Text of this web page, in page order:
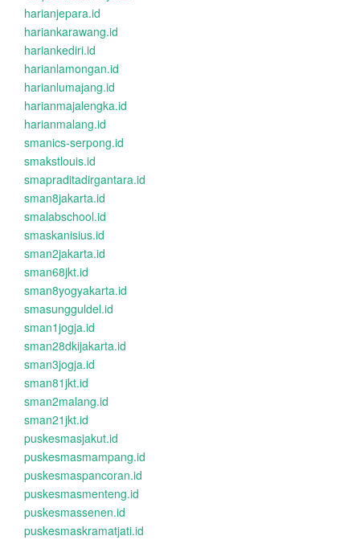
harianjepara.id
hariankarawang.id
hariankediri.id
harianlamongan.id
harianlumajang.id
harianmajalengka.id
harianmalang.id
smanics-serpong.id
smakstlouis.id
smapraditadirgantara.id
sman8jakarta.id
smalabschool.id
smaskanisius.id
sman2jakarta.id
sman68jkt.id
sman8yogyakarta.id
smasungguldel.id
sman1jogja.id
sman28dkijakarta.id
sman3jogja.id
sman81jkt.id
sman2malang.id
sman21jkt.id
puskesmasjakut.id
puskesmasmampang.id
puskesmaspancoran.id
puskesmasmenteng.id
puskesmassenen.id
puskesmaskramatjati.id